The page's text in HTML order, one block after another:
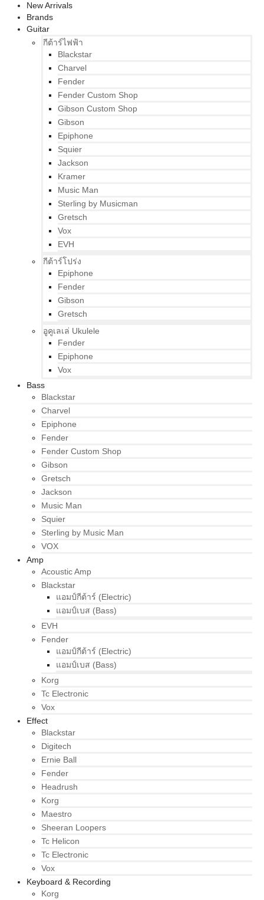
New Arrivals
Brands
Guitar
กีต้าร์ไฟฟ้า
Blackstar
Charvel
Fender
Fender Custom Shop
Gibson Custom Shop
Gibson
Epiphone
Squier
Jackson
Kramer
Music Man
Sterling by Musicman
Gretsch
Vox
EVH
กีต้าร์โปร่ง
Epiphone
Fender
Gibson
Gretsch
อูคูเลเล่ Ukulele
Fender
Epiphone
Vox
Bass
Blackstar
Charvel
Epiphone
Fender
Fender Custom Shop
Gibson
Gretsch
Jackson
Music Man
Squier
Sterling by Music Man
VOX
Amp
Acoustic Amp
Blackstar
แอมป์กีต้าร์ (Electric)
แอมป์เบส (Bass)
EVH
Fender
แอมป์กีต้าร์ (Electric)
แอมป์เบส (Bass)
Korg
Tc Electronic
Vox
Effect
Blackstar
Digitech
Ernie Ball
Fender
Headrush
Korg
Maestro
Sheeran Loopers
Tc Helicon
Tc Electronic
Vox
Keyboard & Recording
Korg